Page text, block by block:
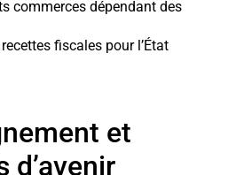
commerces dépendant des
fiscales pour l’État
et
d’avenir